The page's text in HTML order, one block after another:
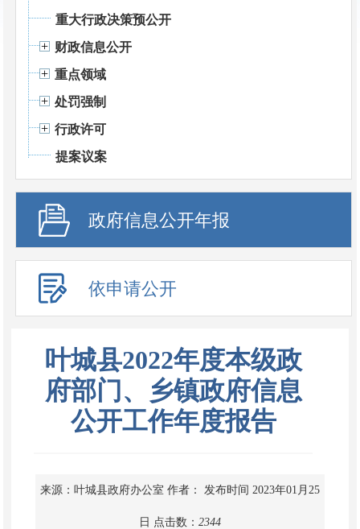
重大行政决策预公开
财政信息公开
重点领域
处罚强制
行政许可
提案议案
政府信息公开年报
依申请公开
叶城县2022年度本级政
府部门、乡镇政府信息
公开工作年度报告
来源：叶城县政府办公室 作者： 发布时间 2023年01月25
日 点击数： 2344